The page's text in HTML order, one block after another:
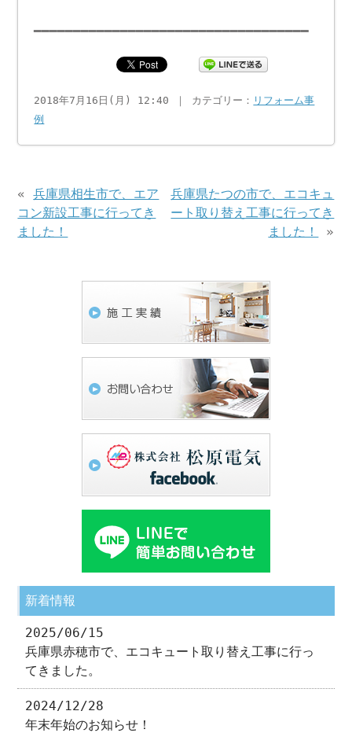
━━━━━━━━━━━━━━━━━━━━━━━━━━━━━━━━━━━
2018年7月16日(月) 12:40 ｜ カテゴリー： リフォーム事
例
«兵庫県相生市で、エア
コン新設工事に行ってき
ました！
兵庫県たつの市で、エコキュ
ート取り替え工事に行ってき
ました！
»
新着情報
2025/06/15
兵庫県赤穂市で、エコキュート取り替え工事に行っ
てきました。
2024/12/28
年末年始のお知らせ！